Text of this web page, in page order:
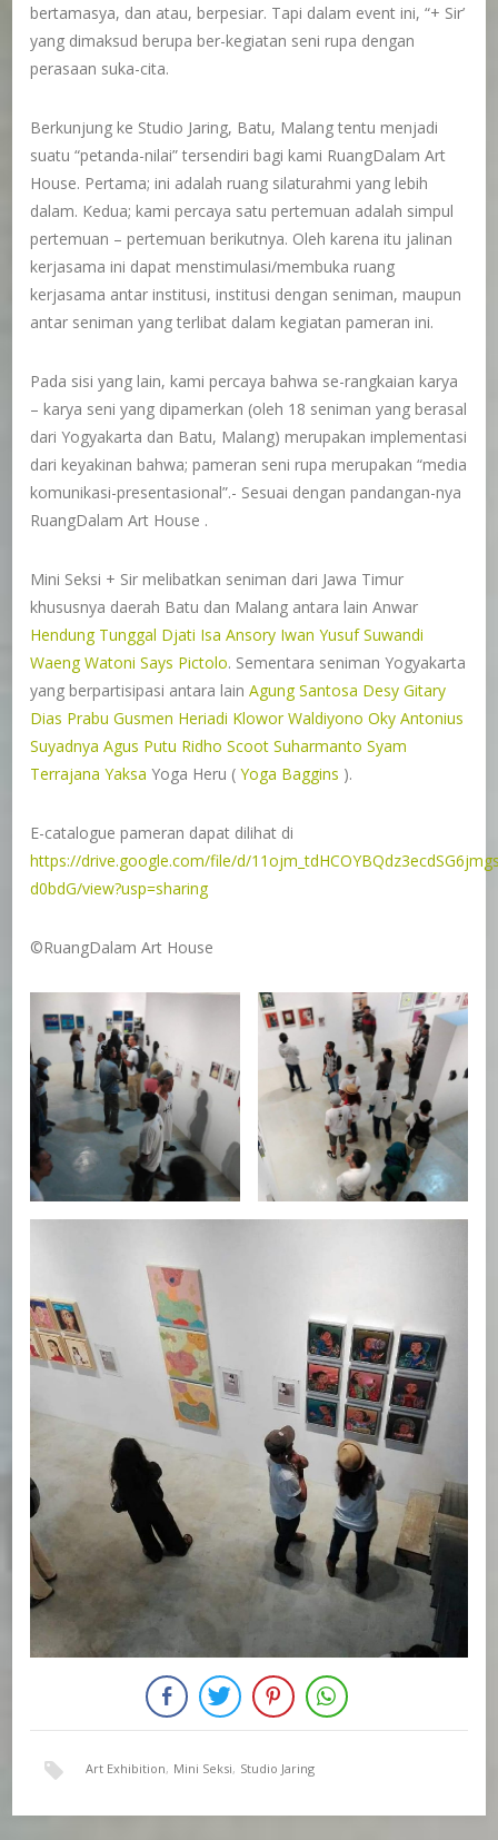
bertamasya, dan atau, berpesiar. Tapi dalam event ini, “+ Sir’
yang dimaksud berupa ber-kegiatan seni rupa dengan
perasaan suka-cita.
Berkunjung ke Studio Jaring, Batu, Malang tentu menjadi
suatu “petanda-nilai” tersendiri bagi kami RuangDalam Art
House. Pertama; ini adalah ruang silaturahmi yang lebih
dalam. Kedua; kami percaya satu pertemuan adalah simpul
pertemuan – pertemuan berikutnya. Oleh karena itu jalinan
kerjasama ini dapat menstimulasi/membuka ruang
kerjasama antar institusi, institusi dengan seniman, maupun
antar seniman yang terlibat dalam kegiatan pameran ini.
Pada sisi yang lain, kami percaya bahwa se-rangkaian karya
– karya seni yang dipamerkan (oleh 18 seniman yang berasal
dari Yogyakarta dan Batu, Malang) merupakan implementasi
dari keyakinan bahwa; pameran seni rupa merupakan “media
komunikasi-presentasional”.- Sesuai dengan pandangan-nya
RuangDalam Art House .
Mini Seksi + Sir melibatkan seniman dari Jawa Timur
khususnya daerah Batu dan Malang antara lain Anwar
Hendung Tunggal Djati Isa Ansory Iwan YusufSuwandi
WaengWatoni Says Pictolo. Sementara seniman Yogyakarta
yang berpartisipasi antara lainAgung Santosa Desy Gitary
Dias Prabu Gusmen Heriadi Klowor Waldiyono Oky Antonius
Suyadnya Agus Putu Ridho Scoot Suharmanto Syam
Terrajana Yaksa Yoga Heru (Yoga Baggins ).
E-catalogue pameran dapat dilihat di
https://drive.google.com/file/d/
d0bdG/view?usp=sharing
©️RuangDalam Art House
Art Exhibition, Mini Seksi, Studio Jaring